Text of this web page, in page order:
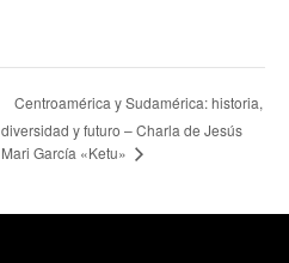
Centroamérica y Sudamérica: historia,
diversidad y futuro – Charla de Jesús
Mari García «Ketu»